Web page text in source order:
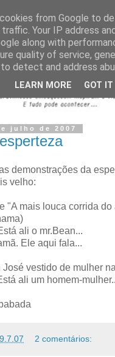
julho de 2007
demonstrações da
velho:
"A mais louca corrida
ali o mr.Bean...
Ele aqui fala...
José vestido de mulher
ali um homem-
2 comentários:
from Google to
Your IP address
along with
quality of service,
detect and address
LEARN MORE GOT IT